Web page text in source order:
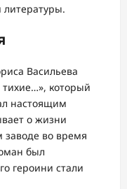
Васильева
тихие…», который
настоящим
о жизни
во время
был
героини стали